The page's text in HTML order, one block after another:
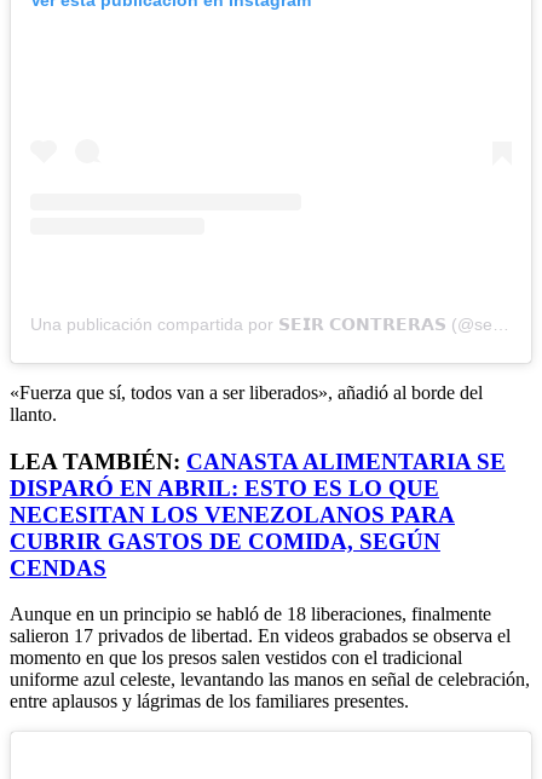
«Fuerza que sí, todos van a ser liberados», añadió al borde del
llanto.
LEA TAMBIÉN: CANASTA ALIMENTARIA SE
DISPARÓ EN ABRIL: ESTO ES LO QUE
NECESITAN LOS VENEZOLANOS PARA
CUBRIR GASTOS DE COMIDA, SEGÚN
CENDAS
Aunque en un principio se habló de 18 liberaciones, finalmente
salieron 17 privados de libertad. En videos grabados se observa el
momento en que los presos salen vestidos con el tradicional
uniforme azul celeste, levantando las manos en señal de celebración,
entre aplausos y lágrimas de los familiares presentes.